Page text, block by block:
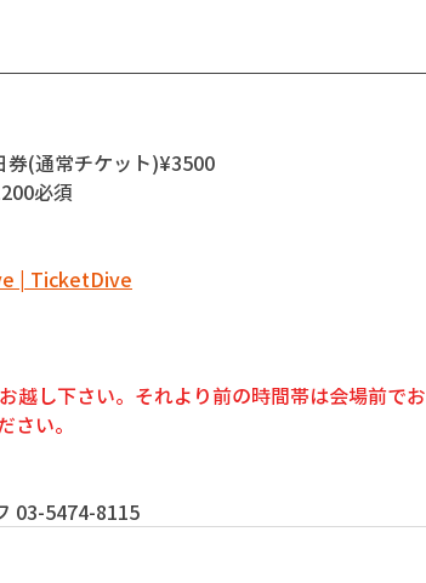
券(通常チケット)¥3500
必須
| TicketDive
越し下さい。それより前の時間帯は会場前でお
い。
03-5474-8115